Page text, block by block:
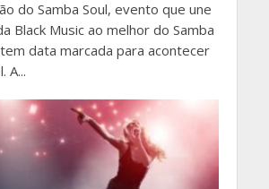
do Samba Soul, evento que une
Black Music ao melhor do Samba
data marcada para acontecer
A...